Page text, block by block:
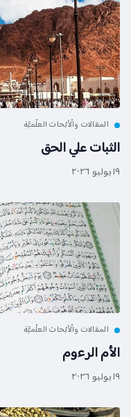
المقالات والْأبْحاث العلْميَّة
الثبات علي الحق
١٩ يوليو ٢٠٢٦
المقالات والْأبْحاث العلْميَّة
الأم الرءوم
١٩ يوليو ٢٠٢٦